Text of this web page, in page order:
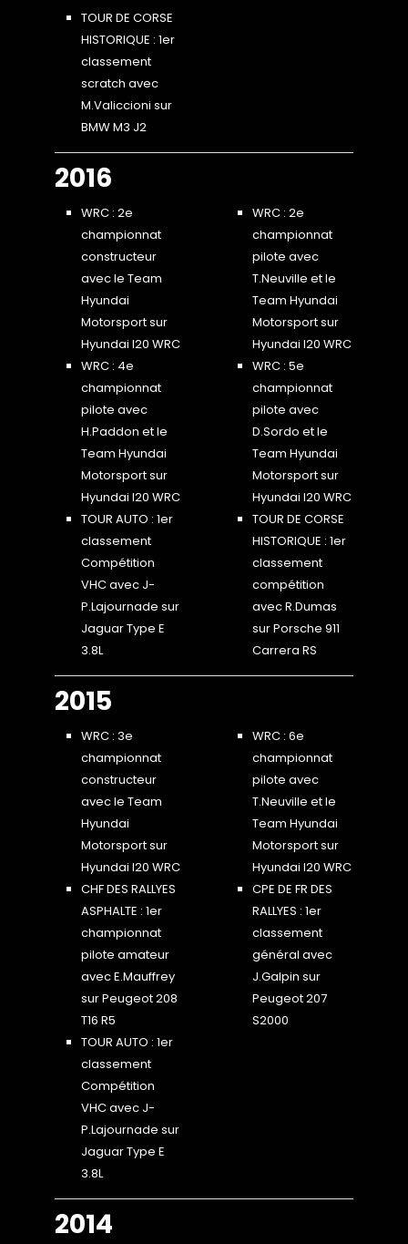
TOUR DE CORSE
HISTORIQUE : 1er
classement
scratch avec
M.Valiccioni sur
BMW M3 J2
2016
WRC : 2e
championnat
constructeur
avec le Team
Hyundai
Motorsport sur
Hyundai I20 WRC
WRC : 2e
championnat
pilote avec
T.Neuville et le
Team Hyundai
Motorsport sur
Hyundai I20 WRC
WRC : 4e
championnat
pilote avec
H.Paddon et le
Team Hyundai
Motorsport sur
Hyundai I20 WRC
WRC : 5e
championnat
pilote avec
D.Sordo et le
Team Hyundai
Motorsport sur
Hyundai I20 WRC
TOUR AUTO : 1er
classement
Compétition
VHC avec J-
P.Lajournade sur
Jaguar Type E
3.8L
TOUR DE CORSE
HISTORIQUE : 1er
classement
compétition
avec R.Dumas
sur Porsche 911
Carrera RS
2015
WRC : 3e
championnat
constructeur
avec le Team
Hyundai
Motorsport sur
Hyundai I20 WRC
WRC : 6e
championnat
pilote avec
T.Neuville et le
Team Hyundai
Motorsport sur
Hyundai I20 WRC
CHF DES RALLYES
ASPHALTE : 1er
championnat
pilote amateur
avec E.Mauffrey
sur Peugeot 208
T16 R5
CPE DE FR DES
RALLYES : 1er
classement
général avec
J.Galpin sur
Peugeot 207
S2000
TOUR AUTO : 1er
classement
Compétition
VHC avec J-
P.Lajournade sur
Jaguar Type E
3.8L
2014